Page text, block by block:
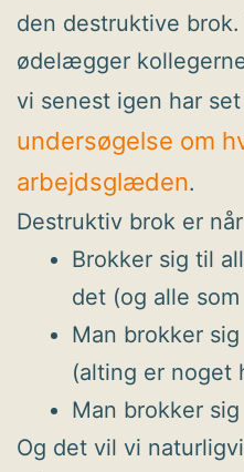
den destruktive
ødelægger
vi senest igen har
undersøgelse om
arbejdsglæden.
Destruktiv brok er
Brokker sig til
det (og alle
Man brokker
(alting er noget
Man brokker
Og det vil vi